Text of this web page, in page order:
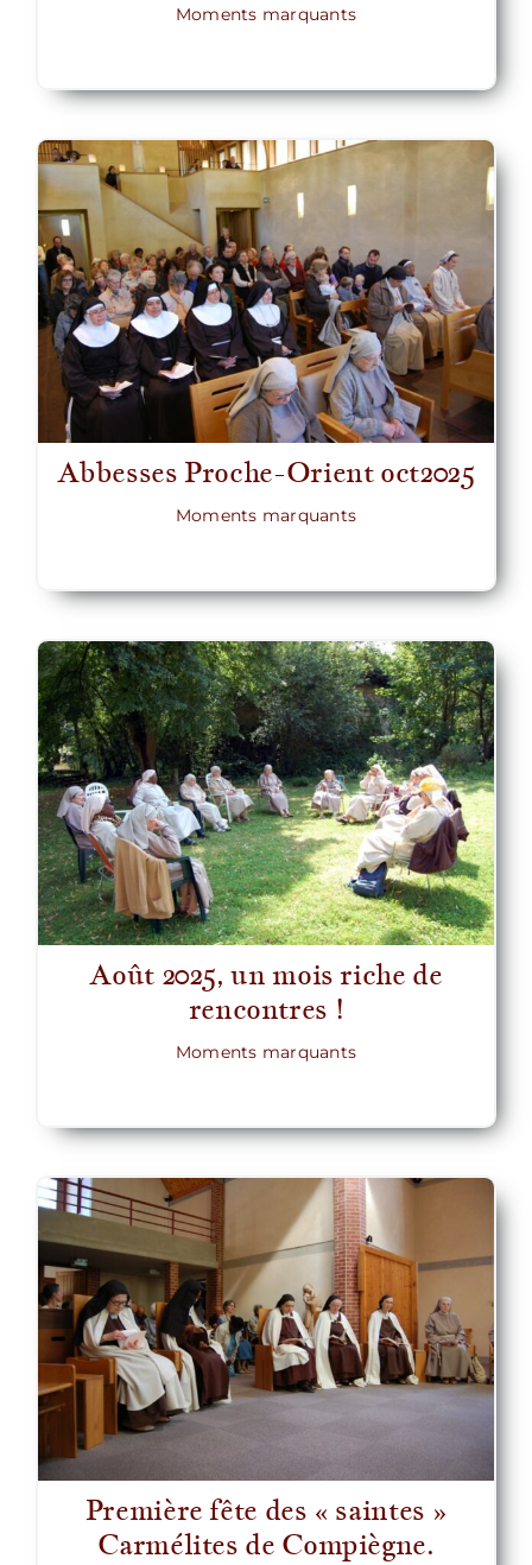
Moments marquants
Abbesses Proche-Orient oct2025
Moments marquants
Août 2025, un mois riche de
rencontres !
Moments marquants
Première fête des « saintes »
Carmélites de Compiègne.